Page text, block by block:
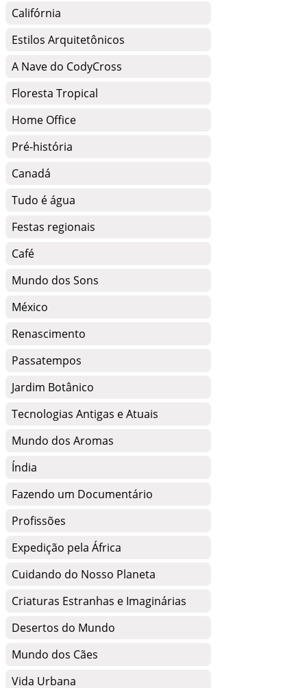
Califórnia
Estilos Arquitetônicos
A Nave do CodyCross
Floresta Tropical
Home Office
Pré-história
Canadá
Tudo é água
Festas regionais
Café
Mundo dos Sons
México
Renascimento
Passatempos
Jardim Botânico
Tecnologias Antigas e Atuais
Mundo dos Aromas
Índia
Fazendo um Documentário
Profissões
Expedição pela África
Cuidando do Nosso Planeta
Criaturas Estranhas e Imaginárias
Desertos do Mundo
Mundo dos Cães
Vida Urbana